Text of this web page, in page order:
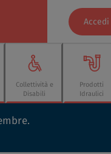
Accedi
Collettività e
Disabili
Prodotti
Idraulici